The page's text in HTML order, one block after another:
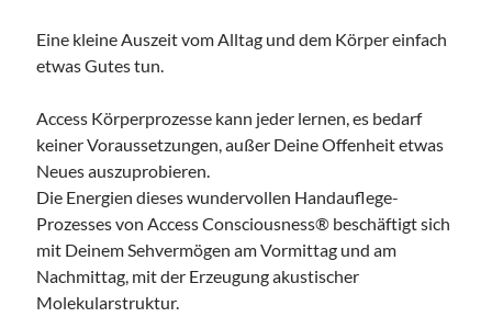
Eine kleine Auszeit vom Alltag und dem Körper einfach
etwas Gutes tun.
Access Körperprozesse kann jeder lernen, es bedarf
keiner Voraussetzungen, außer Deine Offenheit etwas
Neues auszuprobieren.
Die Energien dieses wundervollen Handauflege-
Prozesses von Access Consciousness® beschäftigt sich
mit Deinem Sehvermögen am Vormittag und am
Nachmittag, mit der Erzeugung akustischer
Molekularstruktur.